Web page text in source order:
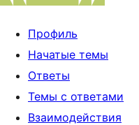
Профиль
Начатые темы
Ответы
Темы с ответами
Взаимодействия